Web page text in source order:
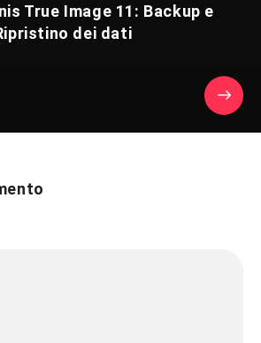
True Image 11: Backup e
dei dati